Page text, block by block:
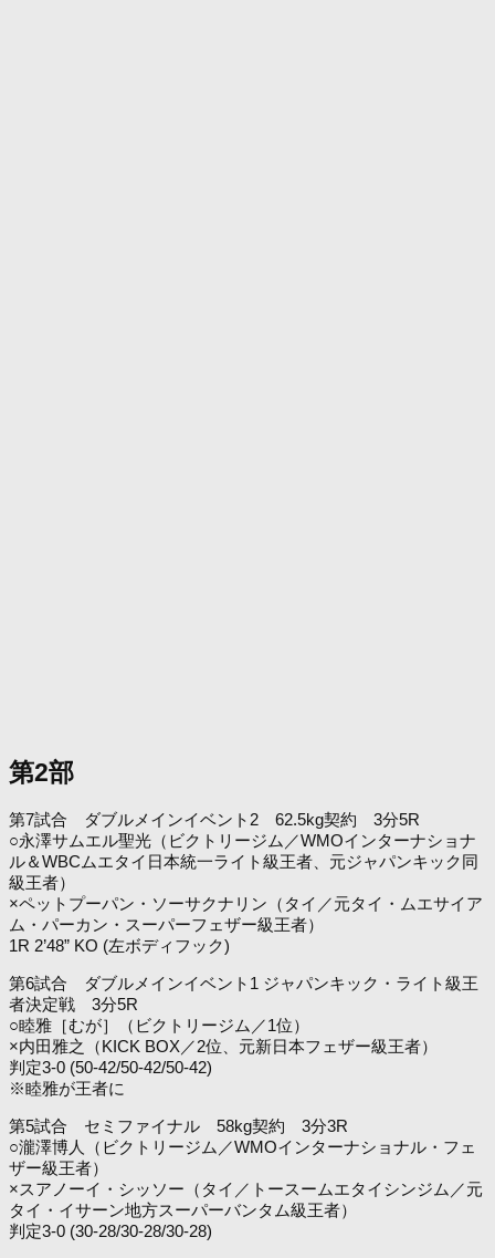
第2部
第7試合 ダブルメインイベント2 62.5kg契約 3分5R
○永澤サムエル聖光（ビクトリージム／WMOインターナショナ
ル＆WBCムエタイ日本統一ライト級王者、元ジャパンキック同
級王者）
×ペットプーパン・ソーサクナリン（タイ／元タイ・ムエサイア
ム・パーカン・スーパーフェザー級王者）
1R 2’48” KO (左ボディフック)
第6試合 ダブルメインイベント1 ジャパンキック・ライト級王
者決定戦 3分5R
○睦雅［むが］（ビクトリージム／1位）
×内田雅之（KICK BOX／2位、元新日本フェザー級王者）
判定3-0 (50-42/50-42/50-42)
※睦雅が王者に
第5試合 セミファイナル 58kg契約 3分3R
○瀧澤博人（ビクトリージム／WMOインターナショナル・フェ
ザー級王者）
×スアノーイ・シッソー（タイ／トースームエタイシンジム／元
タイ・イサーン地方スーパーバンタム級王者）
判定3-0 (30-28/30-28/30-28)